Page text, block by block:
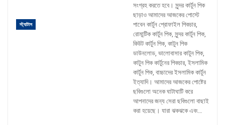
স্ট্যাটাস
সংগ্রহ করতে হবে। সুন্দর কার্টুন পিক
ছাড়াও আমাদের আজকের পোস্টে
পাবেন কার্টুন প্রোফাইল পিকচার,
রোমান্টিক কার্টুন পিক, সুন্দর কার্টুন পিক,
কিউট কার্টুন পিক, কাটুন পিক
ডাউনলোড, ভালোবাসার কাটুন পিক,
কাটুন পিক কার্টুনের পিকচার, ইসলামিক
কার্টুন পিক, বাচ্চাদের ইসলামিক কার্টুন
ইত্যাদি। আমাদের আজকের পোষ্টের
ছবিগুলো অনেক ঘাটাঘাটি করে
আপনাদের জন্য সেরা ছবিগুলো বাছাই
করা হয়েছে। যারা ঝকঝকে এবং…